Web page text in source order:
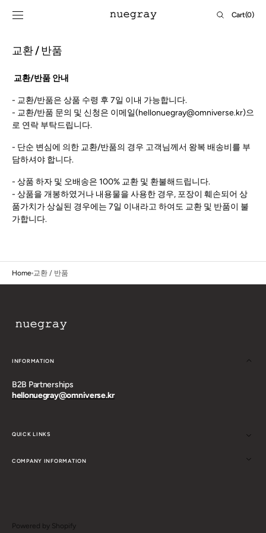
CONTENT
Cart
Cart(0)
교환 / 반품
교환/반품 안내
- 교환/반품은 상품 수령 후 7일 이내 가능합니다.
- 교환/반품 문의 및 신청은 이메일(hellonuegray@omniverse.kr)으
로 연락 부탁드립니다.
- 단순 변심에 의한 교환/반품의 경우 고객님께서 왕복 배송비를 부
담하셔야 합니다.
- 상품 하자 및 오배송은 100% 교환 및 환불해드립니다.
- 상품을 개봉하였거나 내용물을 사용한 경우, 포장이 훼손되어 상
품가치가 상실된 경우에는 7일 이내라고 하여도 교환 및 반품이 불
가합니다.
Home 교환 / 반품
INFORMATION
B2B Partnerships
hellonuegray@omniverse.kr
QUICK LINKS
COMPANY INFORMATION
Powered by Shopify